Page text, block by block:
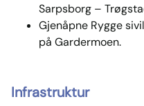
Sarpsborg –
Gjenåpne Rygge
på Gardermoen.
Infrastruktur